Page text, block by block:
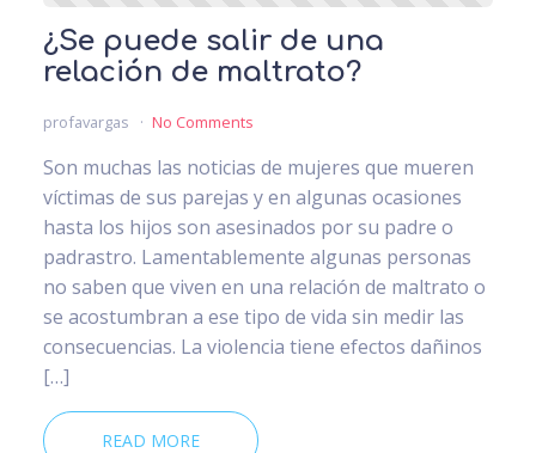
¿Se puede salir de una
relación de maltrato?
profavargas No Comments
Son muchas las noticias de mujeres que mueren
víctimas de sus parejas y en algunas ocasiones
hasta los hijos son asesinados por su padre o
padrastro. Lamentablemente algunas personas
no saben que viven en una relación de maltrato o
se acostumbran a ese tipo de vida sin medir las
consecuencias. La violencia tiene efectos dañinos
[…]
READ MORE